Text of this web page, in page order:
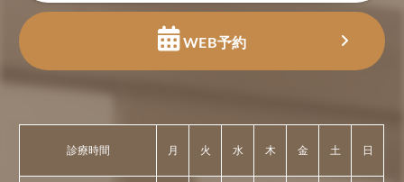
WEB予約
診療時間 月 火 水 木 金 土 日